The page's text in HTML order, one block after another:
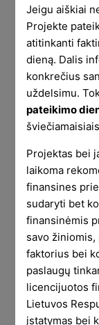
Bet realybė
stiprūs. Nuo
per juos
kažką LP
visiškai nieko
Bendrai per
mažiau, nei
šiemet
vos pavyksta
motyvacijos,
Vis daugiau
valdomiems
ir pasiūlymų
pobūdis iš
aktyvų
turėti kaip
Jeigu aiškiai
Projekte
atitinkanti
dieną. Dalis
konkrečius
uždelsimu.
pateikimo
Projektas bei
laikoma
finansines
sudaryti bet
finansinėmis
savo
faktorius bei
paslaugų
licencijuotos
Lietuvos
įstatymas bei